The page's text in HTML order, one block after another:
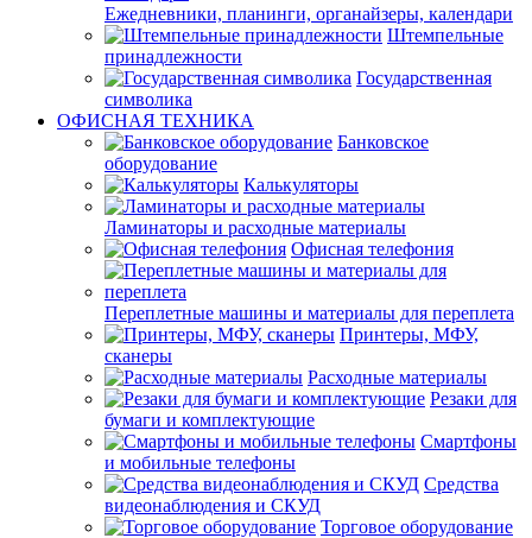
Ежедневники, планинги, органайзеры, календари
Штемпельные
принадлежности
Государственная
символика
ОФИСНАЯ ТЕХНИКА
Банковское
оборудование
Калькуляторы
Ламинаторы и расходные материалы
Офисная телефония
Переплетные машины и материалы для переплета
Принтеры, МФУ,
сканеры
Расходные материалы
Резаки для
бумаги и комплектующие
Смартфоны
и мобильные телефоны
Средства
видеонаблюдения и СКУД
Торговое оборудование